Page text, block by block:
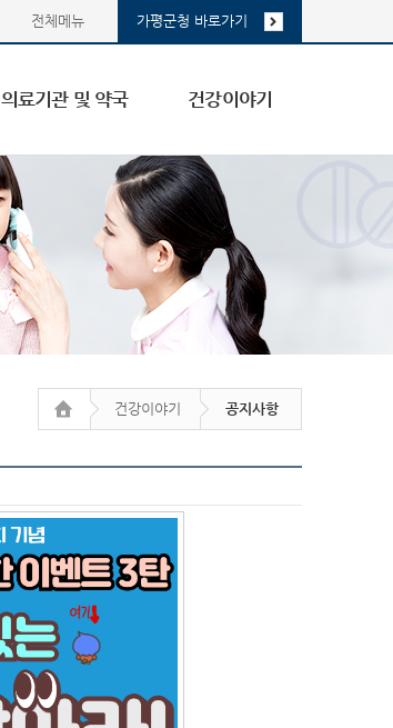
전체메뉴 가평군청 바로가기
의료기관 및 약국 건강이야기
건강이야기 공지사항